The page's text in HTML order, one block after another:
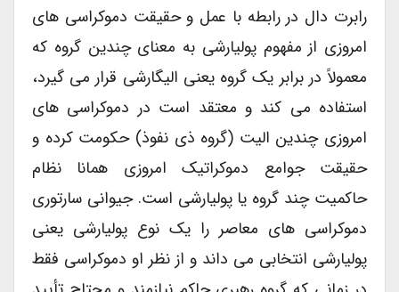
رابرت دال در رابطه با عمل و حقیقت دموکراسی های
امروزی از مفهوم پولیارشی به معنای چندین گروه که
معمولاً در برابر یک گروه یعنی الیگارشی قرار می گیرد،
استفاده می کند و معتقد است در دموکراسی های
امروزی چندین الیت (گروه ذی نفوذ) حکومت کرده و
حقیقت جوامع دموکراتیک امروزی همانا نظام
حاکمیت چند گروه یا پولیارشی است. جیوانی سارتوری
دموکراسی های معاصر را یک نوع پولیارشی یعنی
پولیارشی انتخابی می داند و از نظر او دموکراسی فقط